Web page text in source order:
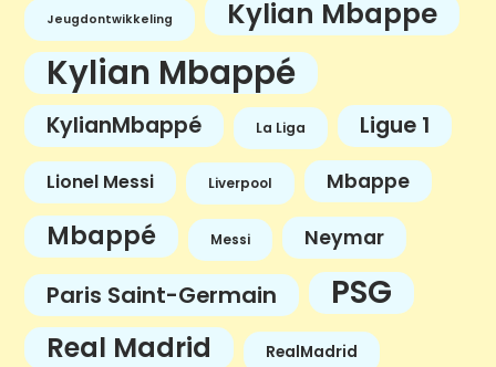
Jeugdontwikkeling Kylian Mbappe
Kylian Mbappé
KylianMbappé La Liga Ligue 1
Lionel Messi Liverpool Mbappe
Mbappé Messi Neymar
Paris Saint-Germain PSG
Real Madrid RealMadrid